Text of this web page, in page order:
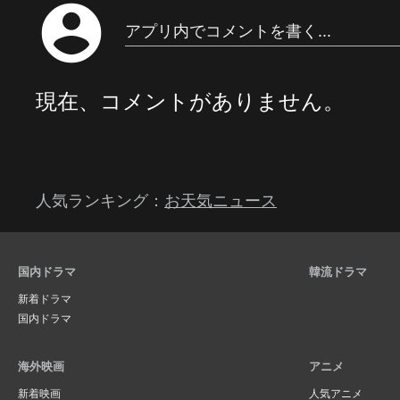
account_circle アプリ内でコメントを書く...
現在、コメントがありません。
人気ランキング： お天気ニュース
国内ドラマ
新着ドラマ
国内ドラマ
韓流ドラマ
海外映画
新着映画
アニメ
人気アニメ